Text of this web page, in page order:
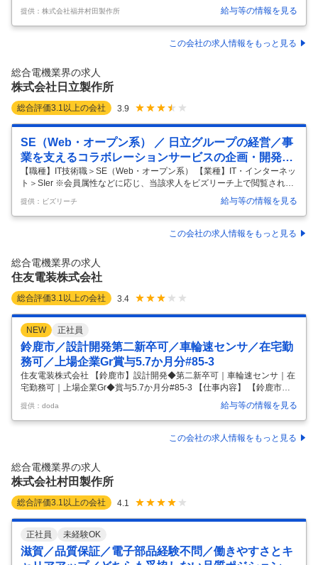
視野でキャリアを築ける★最新技術であるAIやスマートファクトリーを
導入！先進的なスキルを習得できる★入社1～2年で役職登用実績あり！
募集要項 【雇用形態】 正社員 【給与】 月給 274,000円～383,000円 ※
基本給＋交替勤務手当＋深夜勤務手当(別途時間外手当、その他諸手当あ
00円 ◇深夜勤務手当：17,800円～26,000円 ◇賞与年2回(6月、1
提供：株式会社福井村田製作所 給与等の情報を見る
この会社の求人情報をもっと見る
総合電機業界の求人
株式会社日立製作所
総合評価3.1 以上の会社 3.9
SE（Web・オープン系） ／ 日立グループの経営／事
業を支えるコラボレーションサービスの企画・開発の
技術的取り纏め
【職種】IT技術職＞SE（Web・オープン系） 【業種】IT・インターネッ
ト＞SIer ※会員属性などに応じ、当該求人をビズリーチ上で閲覧された
際に内容が異なる場合があります 【配属組織名】 ＩＴデジタル統括本部
グローバルソリューション第２本部ワークスペースソリューション部
【配属組織について（概要・ミッション）】 ITデジタル統括本部は、日
立グループ30万人以上のユーザに対しITソリューションの開発と提供を
スソリューション部は、日立グループのグローバル戦略の推進に活用す
るコラボレーション/コミュニケーション基盤のサービス企画
提供：ビズリーチ 給与等の情報を見る
この会社の求人情報をもっと見る
総合電機業界の求人
住友電装株式会社
総合評価3.1 以上の会社 3.4
NEW 正社員
鈴鹿市／設計開発第二新卒可／車輪速センサ／在宅勤
務可／上場企業Gr賞与5.7か月分#85-3
住友電装株式会社 【鈴鹿市】設計開発◆第二新卒可｜車輪速センサ｜在
宅勤務可｜上場企業Gr◆賞与5.7か月分#85-3 【仕事内容】 【鈴鹿市】
設計開発◆第二新卒可｜車輪速センサ｜在宅勤務可｜上場企業Gr◆賞与
5.7か月分#85-3 【具体的な仕事内容】 ※樹脂、金型、電気などの知見が
ある方自動車以外の業界経験者も多数活躍※ 【売上2.2兆円/33の国と地
域で事業展開・海外に関わるキャリア賞与5.7か月分/トップ級シェアの
業員26万人/働きやすさとキャリア形成が叶う環境】 ※25年度計画では2
兆円規模（営業利益率7％・ROIC
提供：doda 給与等の情報を見る
この会社の求人情報をもっと見る
総合電機業界の求人
株式会社村田製作所
総合評価3.1 以上の会社 4.1
正社員 未経験OK
滋賀／品質保証／電子部品経験不問／働きやすさとキ